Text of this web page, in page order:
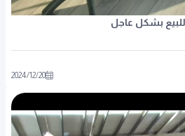
2024/12/20